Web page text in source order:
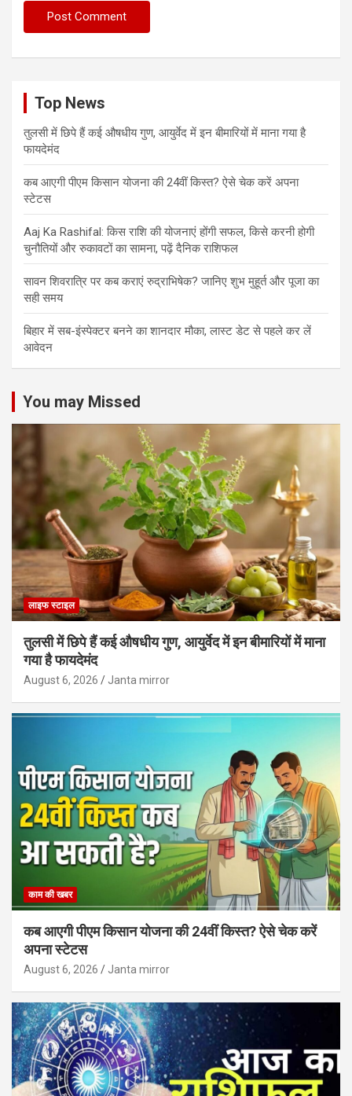
Top News
तुलसी में छिपे हैं कई औषधीय गुण, आयुर्वेद में इन बीमारियों में माना गया है
फायदेमंद
कब आएगी पीएम किसान योजना की 24वीं किस्त? ऐसे चेक करें अपना
स्टेटस
Aaj Ka Rashifal: किस राशि की योजनाएं होंगी सफल, किसे करनी होगी
चुनौतियों और रुकावटों का सामना, पढ़ें दैनिक राशिफल
सावन शिवरात्रि पर कब कराएं रुद्राभिषेक? जानिए शुभ मुहूर्त और पूजा का
सही समय
बिहार में सब-इंस्पेक्टर बनने का शानदार मौका, लास्ट डेट से पहले कर लें
आवेदन
You may Missed
लाइफ स्टाइल
तुलसी में छिपे हैं कई औषधीय गुण, आयुर्वेद में इन बीमारियों में माना
गया है फायदेमंद
August 6, 2026 Janta mirror
काम की खबर
कब आएगी पीएम किसान योजना की 24वीं किस्त? ऐसे चेक करें
अपना स्टेटस
August 6, 2026 Janta mirror